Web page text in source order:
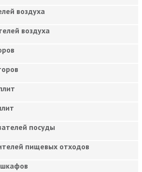
воздуха
воздуха
посуды
пищевых отходов